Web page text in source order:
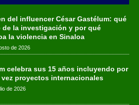
del influencer César Gastélum: qué
de la investigación y por qué
la violencia en Sinaloa
de 2026
celebra sus 15 años incluyendo por
vez proyectos internacionales
de 2026